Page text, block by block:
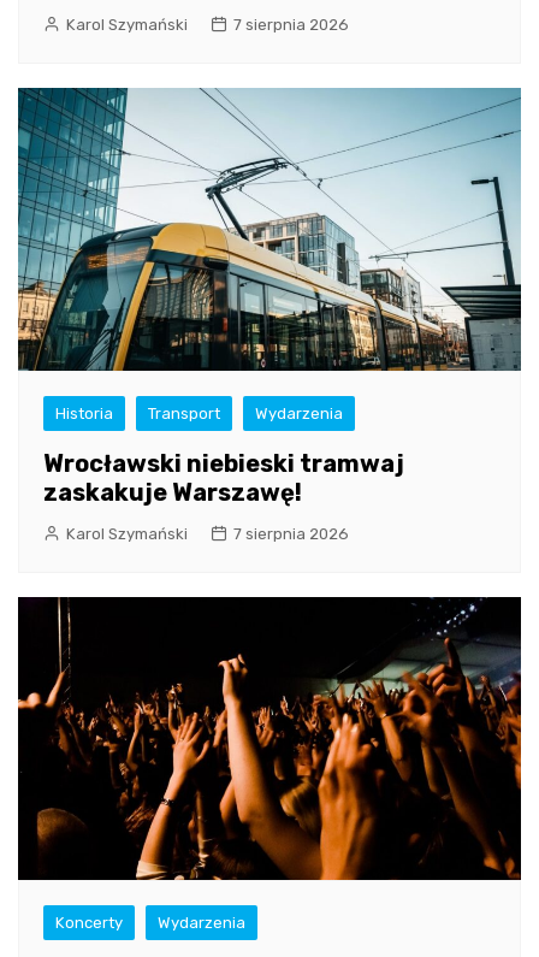
Karol Szymański 7 sierpnia 2026
Historia Transport Wydarzenia
Wrocławski niebieski tramwaj
zaskakuje Warszawę!
Karol Szymański 7 sierpnia 2026
Koncerty Wydarzenia